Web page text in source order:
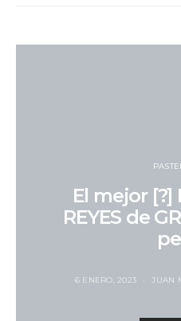
El mejor [?]
REYES de
6 ENERO, 2023 JUAN